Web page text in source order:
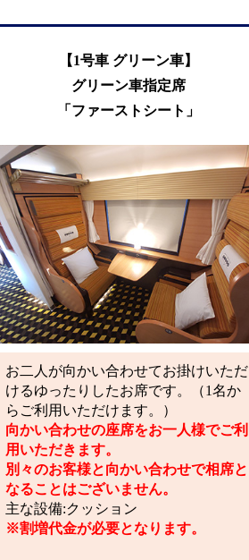
【1号車 グリーン車】
グリーン車指定席
「ファーストシート」
お二人が向かい合わせてお掛けいただ
けるゆったりしたお席です。（1名か
らご利用いただけます。）
向かい合わせの座席をお一人様でご利
用いただきます。
別々のお客様と向かい合わせで相席と
なることはございません。
主な設備:クッション
※割増代金が必要となります。